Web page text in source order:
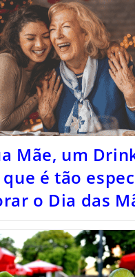
Mãe, um
é tão
o Dia das